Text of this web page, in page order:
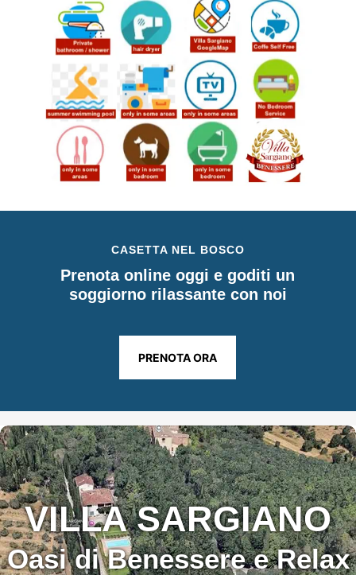
CASETTA NEL BOSCO
Prenota online oggi e goditi un
soggiorno rilassante con noi
PRENOTA ORA
VILLA SARGIANO
Oasi di Benessere e Relax